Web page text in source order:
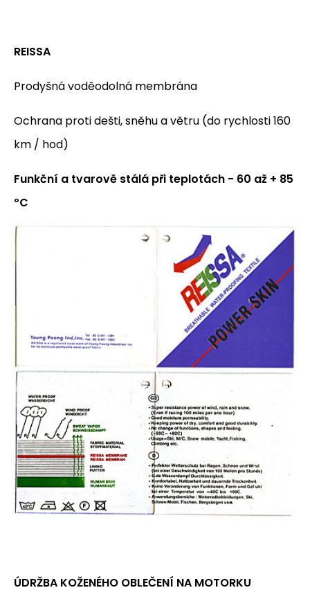
REISSA
Prodyšná voděodolná membrána
Ochrana proti dešti, sněhu a větru (do rychlosti 160
km / hod)
Funkční a tvarově stálá při teplotách - 60 až + 85
ºC
ÚDRŽBA KOŽENÉHO OBLEČENÍ NA MOTORKU